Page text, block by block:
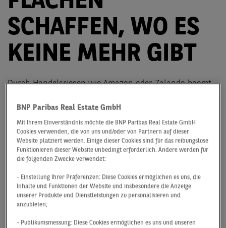
SCHAFFEN, WO ES
KEINE MEHR GIBT
Durch Handelsriesen wie Amazon oder Zalando boomt
Logistikimmobilien. Zum einen fehlen in den
Ballungszentren immer wieder freie Flächen, und auch
die Preise steigen durch diese hohe Nachfrage immer
weiter an.
Wir haben mit unserem Logistikexperten Christopher
Raabe darüber gesprochen, wo und wie
Logistikimmobilien entstehen können und welche
Trends Sie in Zukunft beschäftigen werden. Werfen Sie
jetzt einen Blick ins Video!
BNP Paribas Real Estate GmbH
Mit Ihrem Einverständnis möchte die BNP Paribas Real Estate GmbH
Cookies verwenden, die von uns und/oder von Partnern auf dieser
Website platziert werden. Einige dieser Cookies sind für das reibungslose
Funktionieren dieser Website unbedingt erforderlich. Andere werden für
die folgenden Zwecke verwendet:
- Einstellung Ihrer Präferenzen: Diese Cookies ermöglichen es uns, die
Inhalte und Funktionen der Website und insbesondere die Anzeige
unserer Produkte und Dienstleistungen zu personalisieren und
anzubieten;
- Publikumsmessung: Diese Cookies ermöglichen es uns und unseren